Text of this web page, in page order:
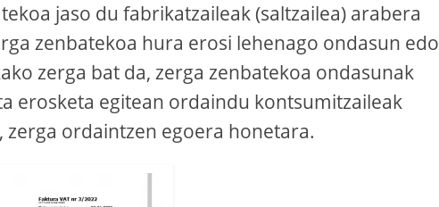
jaso du fabrikatzaileak (saltzailea) arabera
zenbatekoa hura erosi lehenago ondasun edo
zerga bat da, zerga zenbatekoa ondasunak
erosketa egitean ordaindu kontsumitzaileak
zerga ordaintzen egoera honetara.